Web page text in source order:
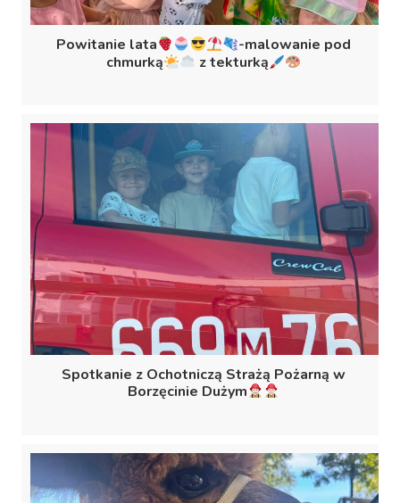
Powitanie lata
-malowanie pod
chmurką
z tekturką
Spotkanie z Ochotniczą Strażą Pożarną w
Borzęcinie Dużym